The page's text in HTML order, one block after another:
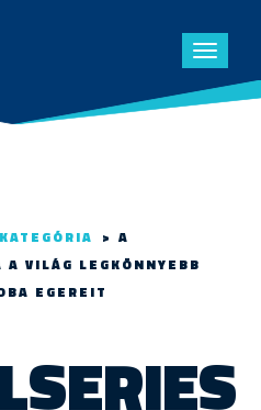
Toggle
> A
VILÁG LEGKÖNNYEBB
EGEREIT